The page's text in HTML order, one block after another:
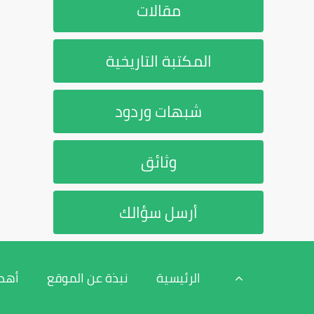
مقالات
المكتبة التاريخية
شبهات وردود
وثائق
أرسل سؤالك
الرئيسية نبذة عن الموقع